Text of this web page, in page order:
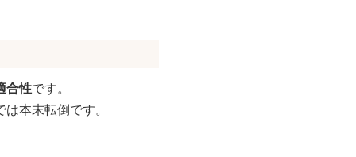
合性です。
本末転倒です。